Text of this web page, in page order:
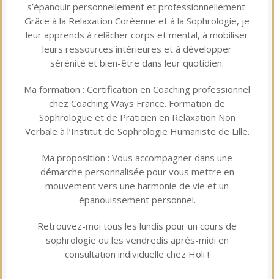
s’épanouir personnellement et professionnellement.
Grâce à la Relaxation Coréenne et à la Sophrologie, je
leur apprends à relâcher corps et mental, à mobiliser
leurs ressources intérieures et à développer
sérénité et bien-être dans leur quotidien.
Ma formation : Certification en Coaching professionnel
chez Coaching Ways France. Formation de
Sophrologue et de Praticien en Relaxation Non
Verbale à l’Institut de Sophrologie Humaniste de Lille.
Ma proposition : Vous accompagner dans une
démarche personnalisée pour vous mettre en
mouvement vers une harmonie de vie et un
épanouissement personnel.
Retrouvez-moi tous les lundis pour un cours de
sophrologie ou les vendredis après-midi en
consultation individuelle chez Holi !